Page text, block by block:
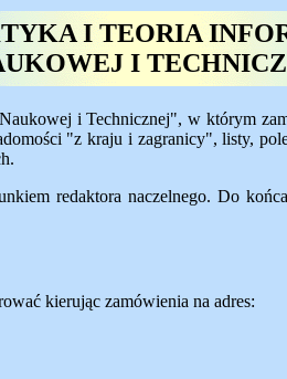
I TEORIA
I
i Technicznej", w którym
"z kraju i zagranicy", listy,
redaktora naczelnego. Do
kierując zamówienia na adres: